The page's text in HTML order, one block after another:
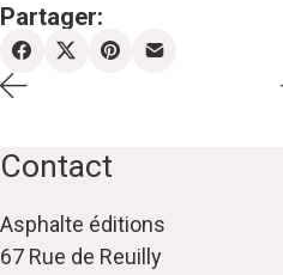
Partager:
Contact
Asphalte éditions
67 Rue de Reuilly